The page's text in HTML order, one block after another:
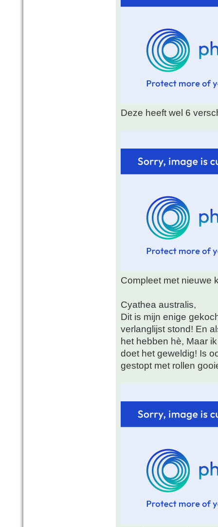
Deze heeft wel 6
Compleet met nieuwe
Cyathea australis,
Dit is mijn enige
verlanglijst stond! En
het hebben hè, Maar
doet het geweldig! Is
gestopt met rollen